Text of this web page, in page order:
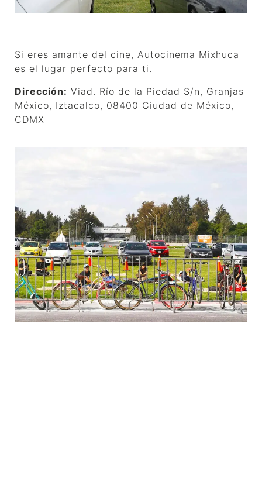
Si eres amante del cine, Autocinema Mixhuca
es el lugar perfecto para ti.
Dirección: Viad. Río de la Piedad S/n, Granjas
México, Iztacalco, 08400 Ciudad de México,
CDMX